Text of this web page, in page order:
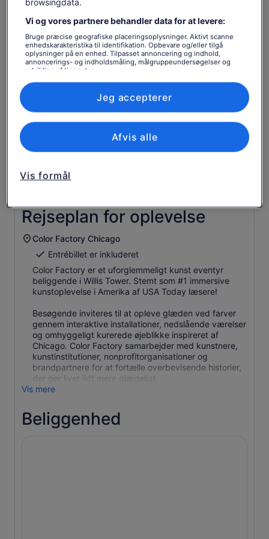
Godt at vide, før du booker
Kørestolsegnet
Servicedyr er tilladt
Der er adgang til offentlig transport i nærheden
I overensstemmelse med EU's regler om
forbrugerrettigheder er reservation af oplevelser ikke
omfattet af fortrydelsesretten. Leverandørens
afbestillingspolitikker gælder.
Denne oplevelse tilbydes af en professionel udbyder
virksomhed eller erhverv).
Rejseplan for oplevelse
Color Factory Chicago
Entrébillet er inkluderet
Color Factory er et uforglemmeligt kunst eventyr
beliggende i Willis Tower. Stemt som #1 immersive
kunstoplevelse i Amerika af USA Today læsere!
Besøgende inviteres til at opleve glæden ved farver
gennem interaktive installationer, nedslående værelser
og omhyggeligt kurerede øjeblikke inspireret af
Chicago. Color Factory samarbejder med kunstnere,
kunstinstitutioner, nonprofitorganisationer og
brandpartnere for at fortælle overbevisende historier,
der gør livet lidt mere glædeligt.
Vis mere
Beliggenhed
Vi og vores partnere behandler data for at levere:
Bruge præcise geografiske placeringsoplysninger. Aktivt scanne
enhedskarakteristika til identifikation. Opbevare og/eller tilgå
oplysninger på en enhed. Tilpasset annoncering og indhold,
annoncerings- og indholdsmåling, målgruppeundersøgelser og
udvikling af tjenester.
Liste over partnere (leverandører)
Vis formål
Afvis alle
Jeg accepterer